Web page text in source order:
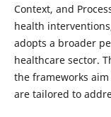
Context, and
health
adopts a broader
healthcare sector.
the frameworks
are tailored to